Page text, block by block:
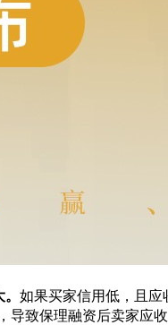
如果买家信用低，且应
导致保理融资后卖家应